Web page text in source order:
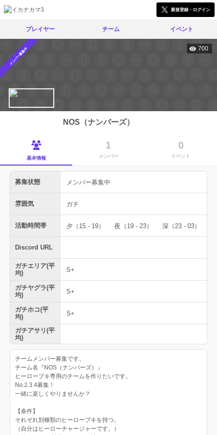
新規登録・ログイン
プレイヤー チーム イベント
メンバー募集中 700
NOS（ナンバーズ）
基本情報
1
メンバー
0
イベント
募集状態 メンバー募集中
雰囲気 ガチ
活動時間帯 夕（15 - 19） 夜（19 - 23） 深（23 - 03）
Discord URL
ガチエリア(平
均)
S+
ガチヤグラ(平
均)
S+
ガチホコ(平
均)
S+
ガチアサリ(平
均)
チームメンバー募集です。
チーム名『NOS（ナンバーズ）』
ヒーローブキ専用のチームを作りたいです。
No.2.3.4募集！
一緒に楽しくやりませんか？
【条件】
それぞれ別種類のヒーローブキを持つ。
（自分はヒーローチャージャーです。）